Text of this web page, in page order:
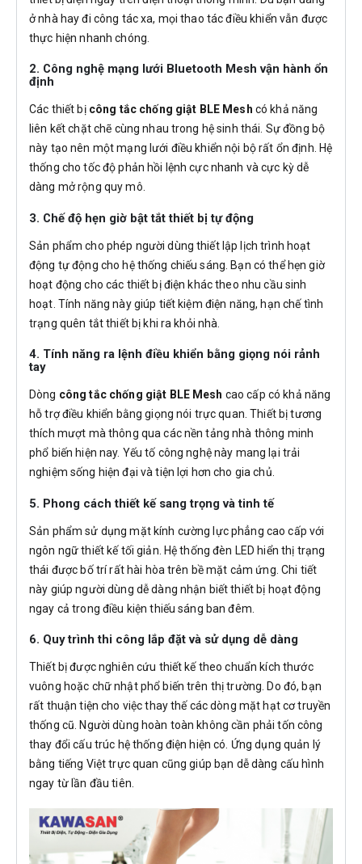
ở nhà hay đi công tác xa, mọi thao tác điều khiển vẫn được
thực hiện nhanh chóng.
2. Công nghệ mạng lưới Bluetooth Mesh vận hành ổn
định
Các thiết bị công tắc chống giật BLE Mesh có khả năng
liên kết chặt chẽ cùng nhau trong hệ sinh thái. Sự đồng bộ
này tạo nên một mạng lưới điều khiển nội bộ rất ổn định. Hệ
thống cho tốc độ phản hồi lệnh cực nhanh và cực kỳ dễ
dàng mở rộng quy mô.
3. Chế độ hẹn giờ bật tắt thiết bị tự động
Sản phẩm cho phép người dùng thiết lập lịch trình hoạt
động tự động cho hệ thống chiếu sáng. Bạn có thể hẹn giờ
hoạt động cho các thiết bị điện khác theo nhu cầu sinh
hoạt. Tính năng này giúp tiết kiệm điện năng, hạn chế tình
trạng quên tắt thiết bị khi ra khỏi nhà.
4. Tính năng ra lệnh điều khiển bằng giọng nói rảnh
tay
Dòng công tắc chống giật BLE Mesh cao cấp có khả năng
hỗ trợ điều khiển bằng giọng nói trực quan. Thiết bị tương
thích mượt mà thông qua các nền tảng nhà thông minh
phổ biến hiện nay. Yếu tố công nghệ này mang lại trải
nghiệm sống hiện đại và tiện lợi hơn cho gia chủ.
5. Phong cách thiết kế sang trọng và tinh tế
Sản phẩm sử dụng mặt kính cường lực phẳng cao cấp với
ngôn ngữ thiết kế tối giản. Hệ thống đèn LED hiển thị trạng
thái được bố trí rất hài hòa trên bề mặt cảm ứng. Chi tiết
này giúp người dùng dễ dàng nhận biết thiết bị hoạt động
ngay cả trong điều kiện thiếu sáng ban đêm.
6. Quy trình thi công lắp đặt và sử dụng dễ dàng
Thiết bị được nghiên cứu thiết kế theo chuẩn kích thước
vuông hoặc chữ nhật phổ biến trên thị trường. Do đó, bạn
rất thuận tiện cho việc thay thế các dòng mặt hạt cơ truyền
thống cũ. Người dùng hoàn toàn không cần phải tốn công
thay đổi cấu trúc hệ thống điện hiện có. Ứng dụng quản lý
bằng tiếng Việt trực quan cũng giúp bạn dễ dàng cấu hình
ngay từ lần đầu tiên.